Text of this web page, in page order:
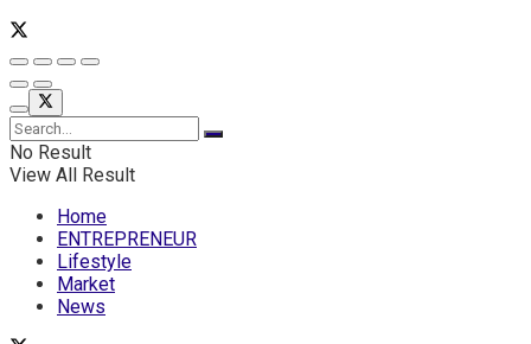
No Result
View All Result
Home
ENTREPRENEUR
Lifestyle
Market
News